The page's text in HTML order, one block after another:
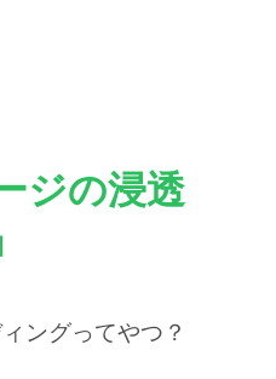
ジの浸透
ングってやつ？